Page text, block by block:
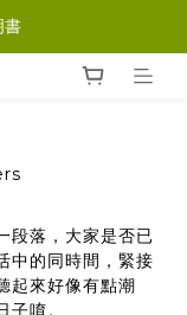
書
段落，大家是否已
中的同時間，緊接
起來好像有點潮
唷。